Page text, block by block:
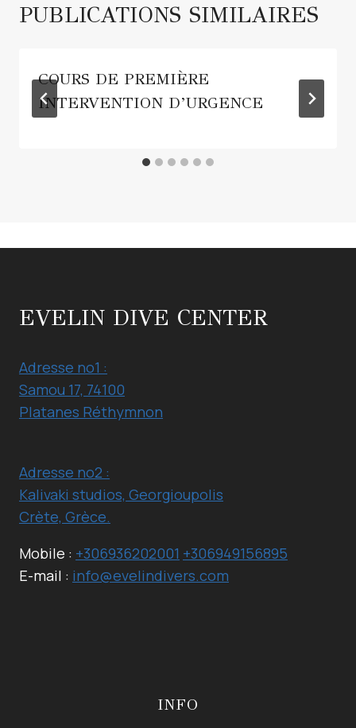
PUBLICATIONS SIMILAIRES
COURS DE PREMIÈRE
INTERVENTION D’URGENCE
EVELIN DIVE CENTER
Adresse no1 :
Samou 17, 74100
Platanes Réthymnon
Adresse no2 :
Kalivaki studios, Georgioupolis
Crète, Grèce.
Mobile : +306936202001 +306949156895
E-mail : info@evelindivers.com
INFO